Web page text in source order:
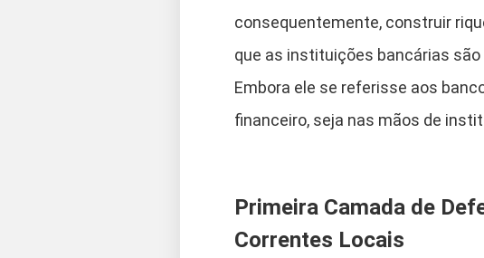
consequentemente, construir
que as instituições bancárias
Embora ele se referisse aos
financeiro, seja nas mãos de
Primeira Camada de
Correntes Locais